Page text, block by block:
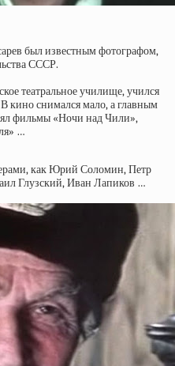
был известным фотографом,
СССР.
театральное училище, учился
кино снимался мало, а главным
фильмы «Ночи над Чили»,
…
как Юрий Соломин, Петр
Глузский, Иван Лапиков …